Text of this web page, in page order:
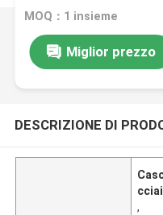
decontaminazione
MOQ：1 insieme
Miglior prezzo
DESCRIZIONE DI
,